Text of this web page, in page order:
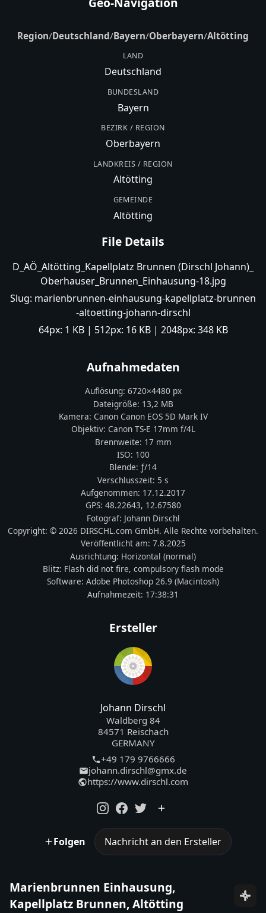
Region/Deutschland/Bayern/Oberbayern/Altötting
LAND
Deutschland
BUNDESLAND
Bayern
BEZIRK / REGION
Oberbayern
LANDKREIS / REGION
Altötting
GEMEINDE
Altötting
File Details
D_AÖ_Altötting_Kapellplatz Brunnen (Dirschl Johann)_
Oberhauser_Brunnen_Einhausung-18.jpg
Slug: marienbrunnen-einhausung-kapellplatz-brunnen
-altoetting-johann-dirschl
64px: 1 KB| 512px: 16 KB| 2048px: 348 KB
Aufnahmedaten
Auflösung: 6720×4480 px
Dateigröße: 13,2 MB
Kamera: CanonCanon EOS 5D Mark IV
Objektiv: Canon TS-E 17mm f/4L
Brennweite: 17 mm
ISO: 100
Blende: ƒ/14
Verschlusszeit: 5 s
Aufgenommen: 17.12.2017
GPS: 48.22643, 12.67580
Fotograf: Johann Dirschl
Copyright: © 2026 DIRSCHL.com GmbH. Alle Rechte vorbehalten.
Veröffentlicht am: 7.8.2025
Ausrichtung: Horizontal (normal)
Blitz: Flash did not fire, compulsory flash mode
Software: Adobe Photoshop 26.9 (Macintosh)
Aufnahmezeit: 17:38:31
Ersteller
Johann Dirschl
Waldberg 84
84571 Reischach
GERMANY
+49 179 9766666
johann.dirschl@gmx.de
https://www.dirschl.com
Folgen Nachricht an den Ersteller
Marienbrunnen Einhausung,
Kapellplatz Brunnen, Altötting